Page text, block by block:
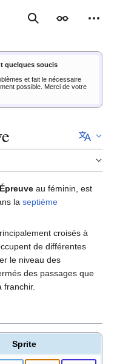
RechercherApparence
quelques soucis
et fait le nécessaire
possible. Merci de votre
au féminin, est
la septième
croisés à
de différentes
le niveau des
des passages que
franchir.
Sprite